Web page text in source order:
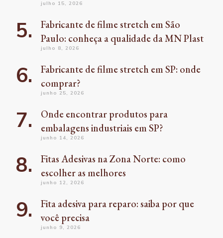
julho 15, 2026
Fabricante de filme stretch em São
Paulo: conheça a qualidade da MN Plast
julho 8, 2026
Fabricante de filme stretch em SP: onde
comprar?
junho 25, 2026
Onde encontrar produtos para
embalagens industriais em SP?
junho 14, 2026
Fitas Adesivas na Zona Norte: como
escolher as melhores
junho 12, 2026
Fita adesiva para reparo: saiba por que
você precisa
junho 9, 2026